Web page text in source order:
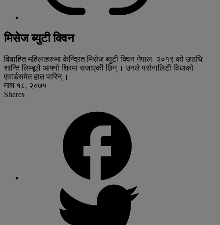
मिसेज ब्युटी क्विन
विवाहित महिलाहरूमा केन्द्रित मिसेज ब्युटी क्विन नेपाल–२०१९ को उपाधि
शान्ति लिम्बूले आफ्नो शिरमा सजाएकी छिन् । उनले पर्सनालिटी विधाको
एवार्डसमेत हात पारिन् ।
माघ १८, २०७५
Shares